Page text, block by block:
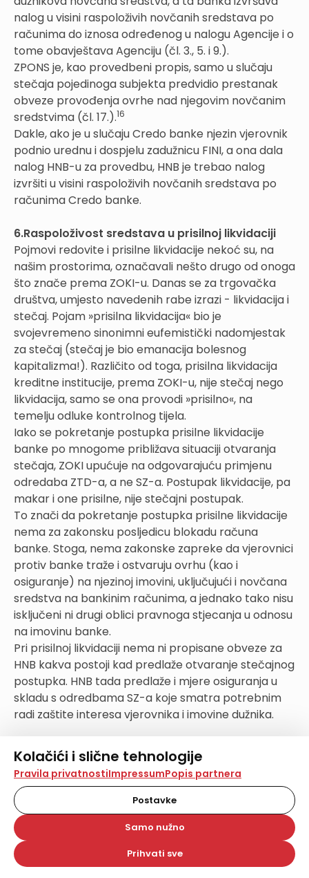
Kolačići i slične tehnologije
Na našoj web stranici koristimo kolačiće i slične
tehnologije za pohranu, čitanje i obradu informacija na
vašem uređaju. Time poboljšavamo korisničko iskustvo,
analiziramo promet na stranici te prikazujemo sadržaje i
oglase koji vas zanimaju. Korisnički profili mogu se kreirati
na više web stranica i uređaja u tu svrhu. Naši partneri
također koriste ove tehnologije.
Odabirom opcije „Samo nužno“ prihvaćate samo one
Pravila privatnostiImpressumPopis partnera
Postavke
Samo nužno
Prihvati sve
nalog u visini raspoloživih novčanih sredstava po
računima do iznosa određenog u nalogu Agencije i o
tome obavještava Agenciju (čl. 3., 5. i 9.).
ZPONS je, kao provedbeni propis, samo u slučaju
stečaja pojedinoga subjekta predvidio prestanak
obveze provođenja ovrhe nad njegovim novčanim
sredstvima (čl. 17.).16
Dakle, ako je u slučaju Credo banke njezin vjerovnik
podnio urednu i dospjelu zadužnicu FINI, a ona dala
nalog HNB-u za provedbu, HNB je trebao nalog
izvršiti u visini raspoloživih novčanih sredstava po
računima Credo banke.
6.Raspoloživost sredstava u prisilnoj likvidaciji
Pojmovi redovite i prisilne likvidacije nekoć su, na
našim prostorima, označavali nešto drugo od onoga
što znače prema ZOKI-u. Danas se za trgovačka
društva, umjesto navedenih rabe izrazi - likvidacija i
stečaj. Pojam »prisilna likvidacija« bio je
svojevremeno sinonimni eufemistički nadomjestak
za stečaj (stečaj je bio emanacija bolesnog
kapitalizma!). Različito od toga, prisilna likvidacija
kreditne institucije, prema ZOKI-u, nije stečaj nego
likvidacija, samo se ona provodi »prisilno«, na
temelju odluke kontrolnog tijela.
Iako se pokretanje postupka prisilne likvidacije
banke po mnogome približava situaciji otvaranja
stečaja, ZOKI upućuje na odgovarajuću primjenu
odredaba ZTD-a, a ne SZ-a. Postupak likvidacije, pa
makar i one prisilne, nije stečajni postupak.
To znači da pokretanje postupka prisilne likvidacije
nema za zakonsku posljedicu blokadu računa
banke. Stoga, nema zakonske zapreke da vjerovnici
protiv banke traže i ostvaruju ovrhu (kao i
osiguranje) na njezinoj imovini, uključujući i novčana
sredstva na bankinim računima, a jednako tako nisu
isključeni ni drugi oblici pravnoga stjecanja u odnosu
na imovinu banke.
Pri prisilnoj likvidaciji nema ni propisane obveze za
HNB kakva postoji kad predlaže otvaranje stečajnog
postupka. HNB tada predlaže i mjere osiguranja u
skladu s odredbama SZ-a koje smatra potrebnim
radi zaštite interesa vjerovnika i imovine dužnika.
7.Zaštićeni računi i sredstva
U sukobljavanjima oko naplate s računa Credo
banke pozivalo se na zaštićena sredstva klijen(a)ta
investicijskog društva, i to na odredbu članka 42.
stavak 5. ZTK-a. Doista, kad investicijsko društvo drži
klijentove financijske instrumente ili njegova
novčana sredstva, ti instrumenti i sredstva nisu
vlasništvo investicijskog društva, ne ulaze u njegovu